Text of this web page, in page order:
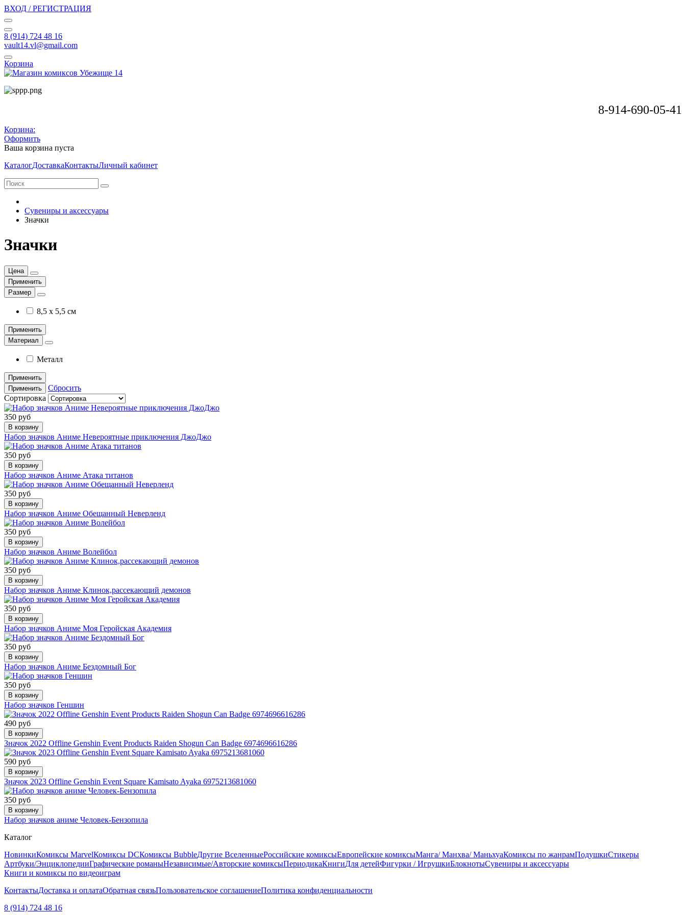
ВХОД / РЕГИСТРАЦИЯ
8 (914) 724 48 16
vault14.vl@gmail.com
Корзина
8-914-690-05-41
Корзина:
Оформить
Ваша корзина пуста
КаталогДоставкаКонтактыЛичный кабинет
Сувениры и аксессуары
Значки
Значки
Цена
Применить
Размер
8,5 х 5,5 см
Применить
Материал
Металл
Применить
Применить
Сбросить
Сортировка
350 руб
В корзину
Набор значков Аниме Невероятные приключения ДжоДжо
350 руб
В корзину
Набор значков Аниме Атака титанов
350 руб
В корзину
Набор значков Аниме Обещанный Неверленд
350 руб
В корзину
Набор значков Аниме Волейбол
350 руб
В корзину
Набор значков Аниме Клинок,рассекающий демонов
350 руб
В корзину
Набор значков Аниме Моя Геройская Академия
350 руб
В корзину
Набор значков Аниме Бездомный Бог
350 руб
В корзину
Набор значков Геншин
490 руб
В корзину
Значок 2022 Offline Genshin Event Products Raiden Shogun Can Badge 6974696616286
590 руб
В корзину
Значок 2023 Offline Genshin Event Square Kamisato Ayaka 6975213681060
350 руб
В корзину
Набор значков аниме Человек-Бензопила
Каталог
НовинкиКомиксы MarvelКомиксы DCКомиксы BubbleДругие ВселенныеРоссийские комиксыЕвропейские комиксыМанга/ Манхва/ МаньхуаКомиксы по жанрамПодушкиСтикеры
Артбуки/ЭнциклопедииГрафические романыНезависимые/Авторские комиксыПериодикаКнигиДля детейФигурки / ИгрушкиБлокнотыСувениры и аксессуары
Книги и комиксы по видеоиграм
КонтактыДоставка и оплатаОбратная связьПользовательское соглашениеПолитика конфиденциальности
8 (914) 724 48 16